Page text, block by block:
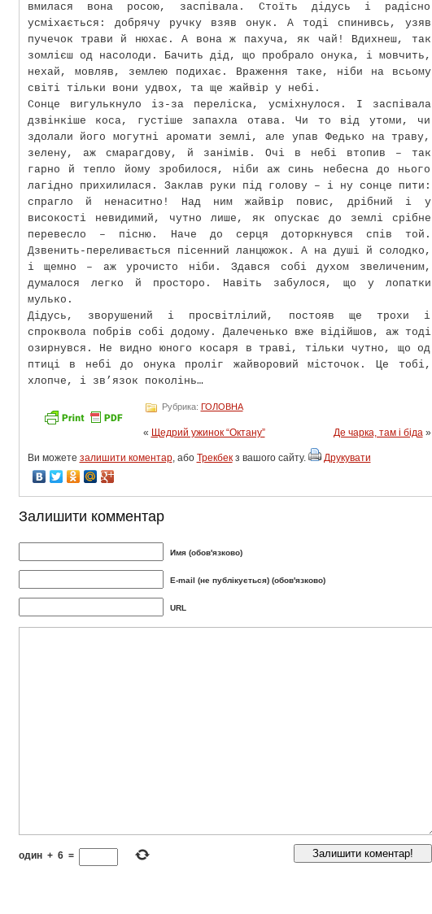
вмилася вона росою, заспівала. Стоїть дідусь і радісно
усміхається: добрячу ручку взяв онук. А тоді спинивсь, узяв
пучечок трави й нюхає. А вона ж пахуча, як чай! Вдихнеш, так
зомлієш од насолоди. Бачить дід, що пробрало онука, і мовчить,
нехай, мовляв, землею подихає. Враження таке, ніби на всьому
світі тільки вони удвох, та ще жайвір у небі.
Сонце вигулькнуло із-за переліска, усміхнулося. І заспівала
дзвінкіше коса, густіше запахла отава. Чи то від утоми, чи
здолали його могутні аромати землі, але упав Федько на траву,
зелену, аж смарагдову, й занімів. Очі в небі втопив – так
гарно й тепло йому зробилося, ніби аж синь небесна до нього
лагідно прихилилася. Заклав руки під голову – і ну сонце пити:
спрагло й ненаситно! Над ним жайвір повис, дрібний і у
високості невидимий, чутно лише, як опускає до землі срібне
перевесло – пісню. Наче до серця доторкнувся спів той.
Дзвенить-переливається пісенний ланцюжок. А на душі й солодко,
і щемно – аж урочисто ніби. Здався собі духом звеличеним,
думалося легко й просторо. Навіть забулося, що у лопатки
мулько.
Дідусь, зворушений і просвітлілий, постояв ще трохи і
спроквола побрів собі додому. Далеченько вже відійшов, аж тоді
озирнувся. Не видно юного косаря в траві, тільки чутно, що од
птиці в небі до онука проліг жайворовий місточок. Це тобі,
хлопче, і зв’язок поколінь…
Рубрика: ГОЛОВНА
« Щедрий ужинок “Октану” Де чарка, там і біда»
Ви можете залишити коментар, або Трекбекз вашого сайту. Друкувати
Залишити комментар
Имя (обов'язково)
E-mail (не публікується) (обов'язково)
URL
один + 6 =